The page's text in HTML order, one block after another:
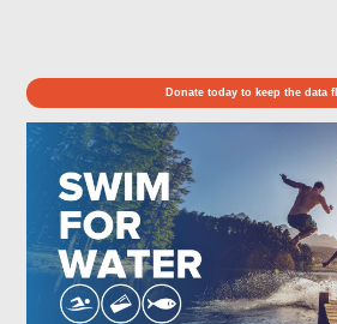
Donate today to keep the data